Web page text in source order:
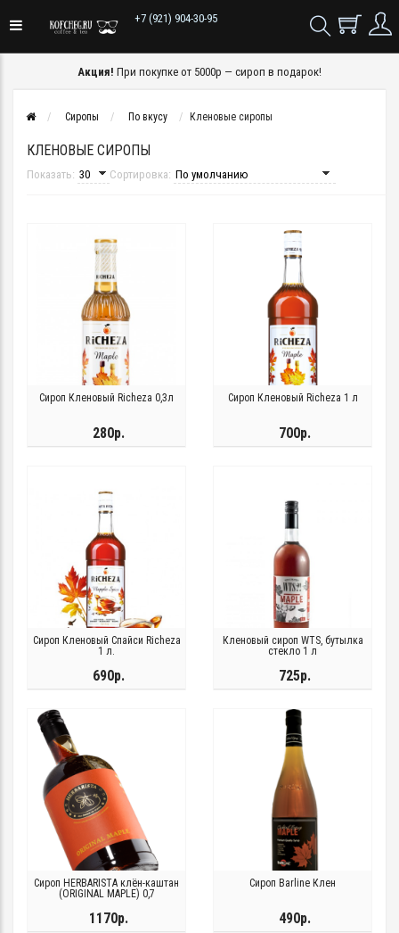
+7 (921) 904-30-95
Акция! При покупке от 5000р — сироп в подарок!
Сиропы По вкусу Кленовые сиропы
КЛЕНОВЫЕ СИРОПЫ
Показать: Сортировка:
Сироп Кленовый Richeza 0,3л
280р.
Сироп Кленовый Richeza 1 л
700р.
Сироп Кленовый Спайси Richeza
1 л.
690р.
Кленовый сироп WTS, бутылка
стекло 1 л
725р.
Сироп HERBARISTA клён-каштан
(ORIGINAL MAPLE) 0,7
1170р.
Сироп Barline Клен
490р.